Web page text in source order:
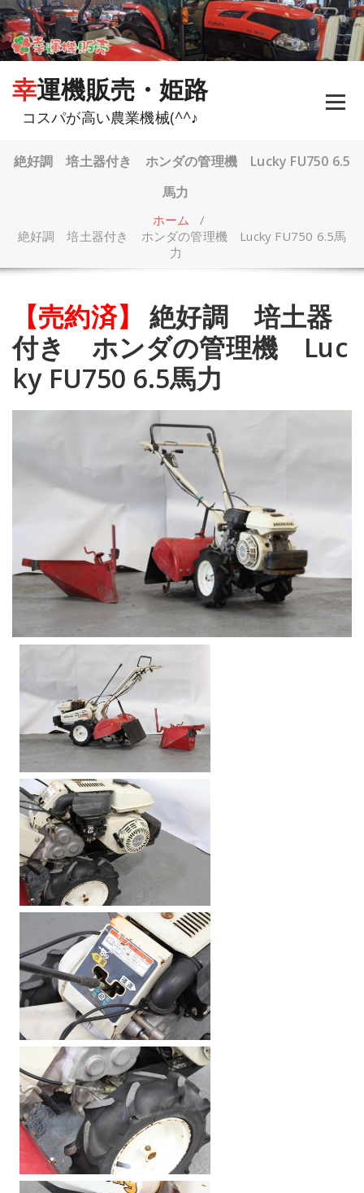
コ
ン
テ
ン
幸運機販売・姫路
コスパが高い農業機械(^^♪
絶好調 培土器付き ホンダの管理機 Lucky FU750 6.5
馬力
ホーム /
絶好調 培土器付き ホンダの管理機 Lucky FU750 6.5馬
力
【売約済】
絶好調 培土器
付き ホンダの管理機 Luc
ky FU750 6.5馬力